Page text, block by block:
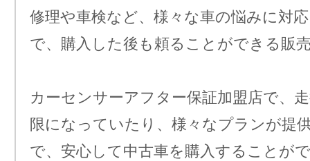
修理や車検など、様々な車の悩みに対
で、購入した後も頼ることができる販
カーセンサーアフター保証加盟店で、
限になっていたり、様々なプランが提
で、安心して中古車を購入することが